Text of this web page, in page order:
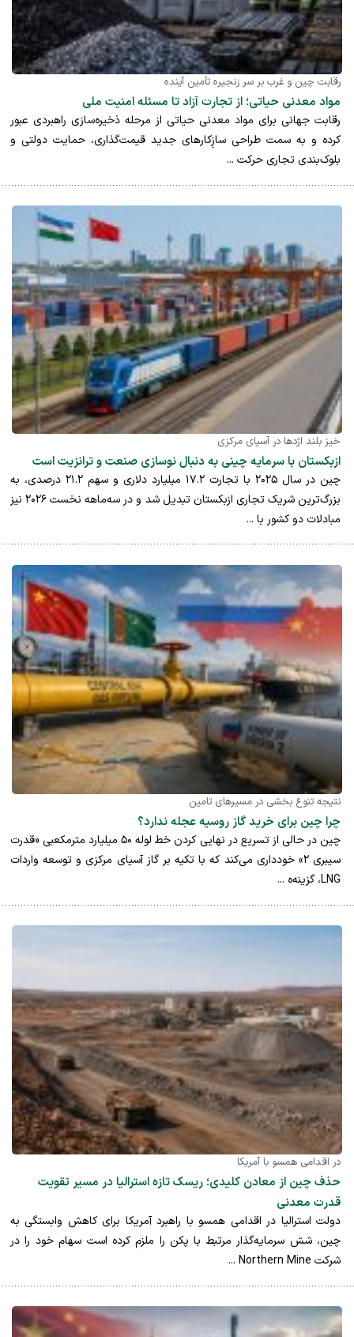
رقابت چین و غرب بر سر زنجیره تأمین آینده
مواد معدنی حیاتی؛ از تجارت آزاد تا مسئله امنیت ملی
رقابت جهانی برای مواد معدنی حیاتی از مرحله ذخیره‌سازی راهبردی عبور
کرده و به سمت طراحی سازِکارهای جدید قیمت‌گذاری، حمایت دولتی و
بلوک‌بندی تجاری حرکت ...
خیز بلند اژدها در آسیای مرکزی
ازبکستان با سرمایه چینی به دنبال نوسازی صنعت و ترانزیت است
چین در سال ۲۰۲۵ با تجارت ۱۷.۲ میلیارد دلاری و سهم ۲۱.۲ درصدی، به
بزرگ‌ترین شریک تجاری ازبکستان تبدیل شد و در سه‌ماهه نخست ۲۰۲۶ نیز
مبادلات دو کشور با ...
نتیجه تنوع بخشی در مسیرهای تامین
چرا چین برای خرید گاز روسیه عجله ندارد؟
چین در حالی از تسریع در نهایی کردن خط لوله ۵۰ میلیارد مترمکعبی «قدرت
سیبری ۲» خودداری می‌کند که با تکیه بر گاز آسیای مرکزی و توسعه واردات
LNG، گزینه‌ه ...
در اقدامی همسو با آمریکا
حذف چین از معادن کلیدی؛ ریسک تازه استرالیا در مسیر تقویت
قدرت معدنی
دولت استرالیا در اقدامی همسو با راهبرد آمریکا برای کاهش وابستگی به
چین، شش سرمایه‌گذار مرتبط با پکن را ملزم کرده است سهام خود را در
شرکت Northern Mine ...